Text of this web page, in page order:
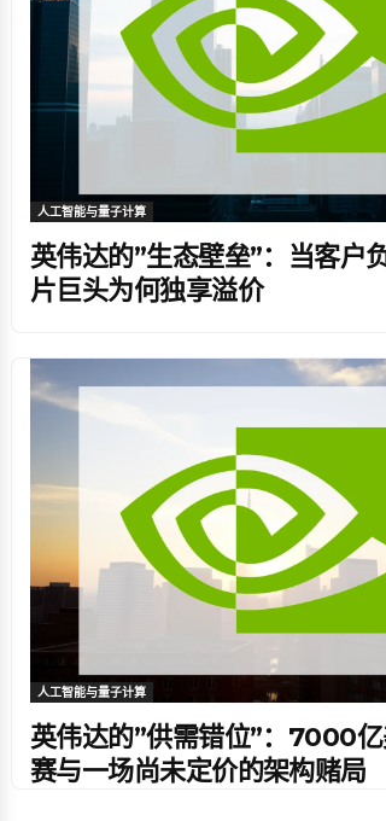
人工智能与量子计算
英伟达的”生态壁垒”：当客户
片巨头为何独享溢价
人工智能与量子计算
英伟达的”供需错位”：7000
赛与一场尚未定价的架构赌局